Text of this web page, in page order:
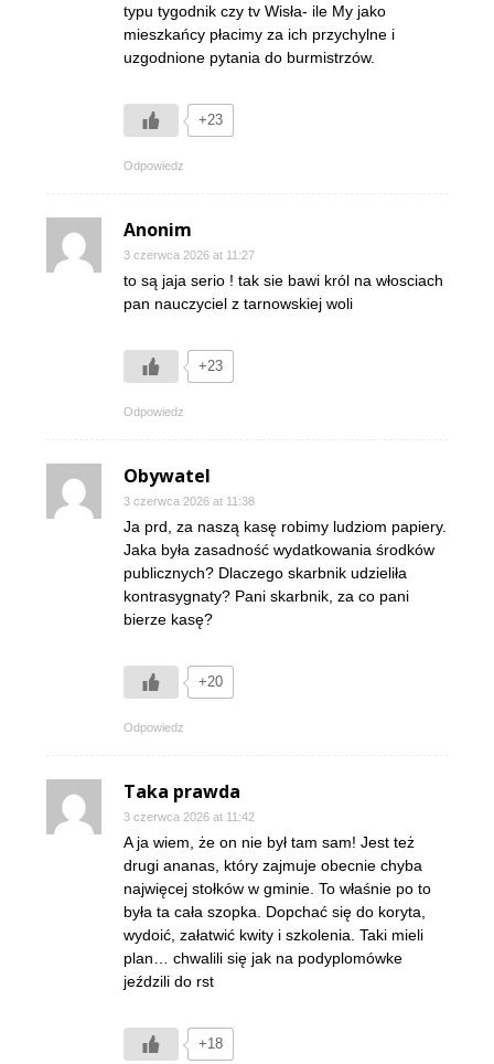
typu tygodnik czy tv Wisła- ile My jako
mieszkańcy płacimy za ich przychylne i
uzgodnione pytania do burmistrzów.
+23
Odpowiedz
Anonim
3 czerwca 2026 at 11:27
to są jaja serio ! tak sie bawi król na włosciach
pan nauczyciel z tarnowskiej woli
+23
Odpowiedz
Obywatel
3 czerwca 2026 at 11:38
Ja prd, za naszą kasę robimy ludziom papiery.
Jaka była zasadność wydatkowania środków
publicznych? Dlaczego skarbnik udzieliła
kontrasygnaty? Pani skarbnik, za co pani
bierze kasę?
+20
Odpowiedz
Taka prawda
3 czerwca 2026 at 11:42
A ja wiem, że on nie był tam sam! Jest też
drugi ananas, który zajmuje obecnie chyba
najwięcej stołków w gminie. To właśnie po to
była ta cała szopka. Dopchać się do koryta,
wydoić, załatwić kwity i szkolenia. Taki mieli
plan… chwalili się jak na podyplomówke
jeździli do rst
+18